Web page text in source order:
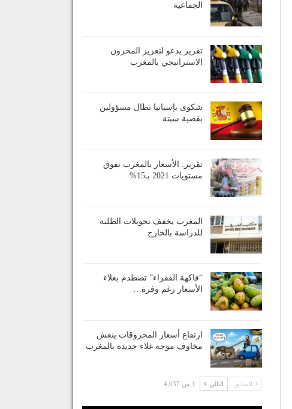
الجماعية
تقرير يدعو لتعزيز المخزون
الاستراتيجي بالمغرب
شكوى بإسبانيا تطال مسؤولين
بقضية سبتة
تقرير: الأسعار بالمغرب تفوق
مستويات 2021 بـ15%
المغرب يخفف تحويلات الطلبة
للدراسة بالخارج
“فاكهة الفقراء” تصطدم بغلاء
الأسعار رغم وفرة…
ارتفاع أسعار المحروقات ينعش
مخاوف موجة غلاء جديدة بالمغرب
السابق التالي 1 من 4,037